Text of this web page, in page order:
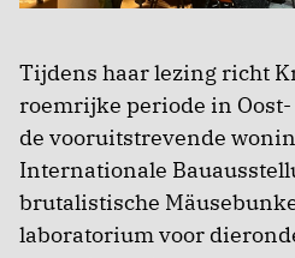
Tijdens haar lezing richt
roemrijke periode in
de vooruitstrevende
Internationale
brutalistische
laboratorium voor